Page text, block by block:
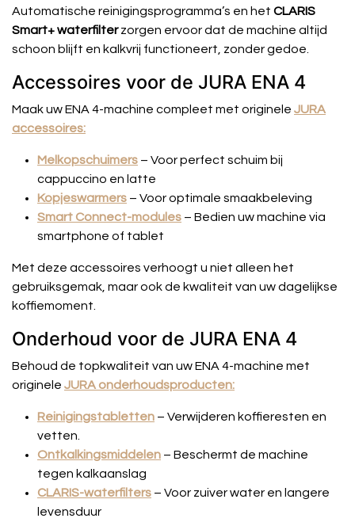
Automatische reinigingsprogramma’s en het CLARIS
Smart+ waterfilterzorgen ervoor dat de machine altijd
schoon blijft en kalkvrij functioneert, zonder gedoe.
Accessoires voor de JURA ENA 4
Maak uw ENA 4-machine compleet met originele JURA
accessoires:
Melkopschuimers – Voor perfect schuim bij
cappuccino en latte
Kopjeswarmers – Voor optimale smaakbeleving
Smart Connect-modules – Bedien uw machine via
smartphone of tablet
Met deze accessoires verhoogt u niet alleen het
gebruiksgemak, maar ook de kwaliteit van uw dagelijkse
koffiemoment.
Onderhoud voor de JURA ENA 4
Behoud de topkwaliteit van uw ENA 4-machine met
originele JURA onderhoudsproducten:
Reinigingstabletten – Verwijderen koffieresten en
vetten.
Ontkalkingsmiddelen – Beschermt de machine
tegen kalkaanslag
CLARIS-waterfilters – Voor zuiver water en langere
levensduur